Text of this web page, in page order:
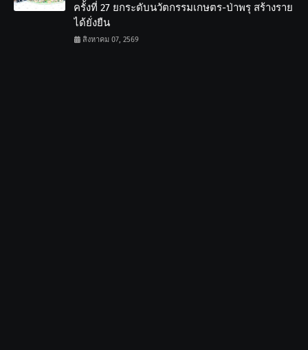
ครั้งที่ 27 ยกระดับนวัตกรรมเกษตร-ป่าพรุ สร้างราย
ได้ยั่งยืน
สิงหาคม 07, 2569